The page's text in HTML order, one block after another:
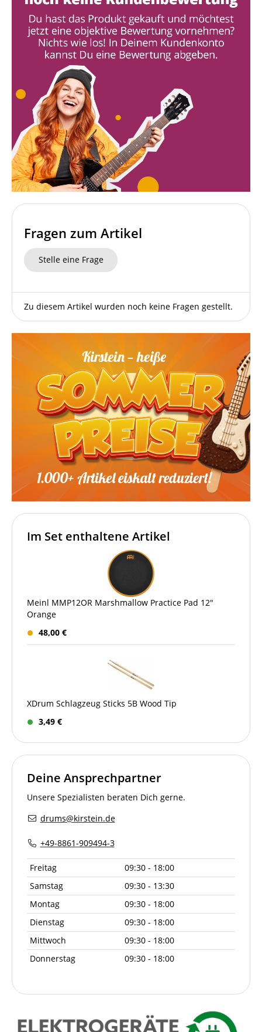
Fragen zum Artikel
Stelle eine Frage
Zu diesem Artikel wurden noch keine Fragen gestellt.
Im Set enthaltene Artikel
Meinl MMP12OR Marshmallow Practice Pad 12"
Orange
48,00 €
XDrum Schlagzeug Sticks 5B Wood Tip
3,49 €
Deine Ansprechpartner
Unsere Spezialisten beraten Dich gerne.
drums@kirstein.de
+49-8861-909494-3
Freitag
09:30 - 18:00
Samstag
09:30 - 13:30
Montag
09:30 - 18:00
Dienstag
09:30 - 18:00
Mittwoch
09:30 - 18:00
Donnerstag
09:30 - 18:00